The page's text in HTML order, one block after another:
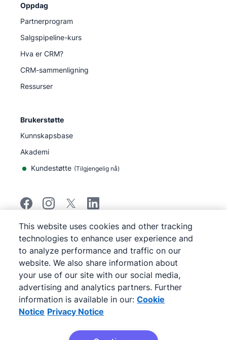
Oppdag
Partnerprogram
Salgspipeline-kurs
Hva er CRM?
CRM-sammenligning
Ressurser
Brukerstøtte
Kunnskapsbase
Akademi
Kundestøtte (Tilgjengelig nå)
©2026Pipedrive
Pipedrive
Vilkår for bruk
Pipedrive
Personvernerklæring
Kart over nettstedet
Varsel om informasjonskapsler
Cookie Preferences
Pipedrive er en nettbasert CRM-salgsprogramvare.
This website uses cookies and other tracking
technologies to enhance user experience and
to analyze performance and traffic on our
website. We also share information about
your use of our site with our social media,
advertising and analytics partners. Further
information is available in our: Cookie
Notice Privacy Notice